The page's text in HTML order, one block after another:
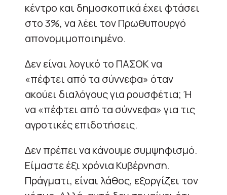
κέντρο και δημοσκοπικά έχει φτάσει
στο 3%, να λέει τον Πρωθυπουργό
απονομιμοποιημένο.
Δεν είναι λογικό το ΠΑΣΟΚ να
«πέφτει από τα σύννεφα» όταν
ακούει διαλόγους για ρουσφέτια; Ή
να «πέφτει από τα σύννεφα» για τις
αγροτικές επιδοτήσεις.
Δεν πρέπει να κάνουμε συμψηφισμό.
Είμαστε έξι χρόνια Κυβέρνηση.
Πράγματι, είναι λάθος, εξοργίζει τον